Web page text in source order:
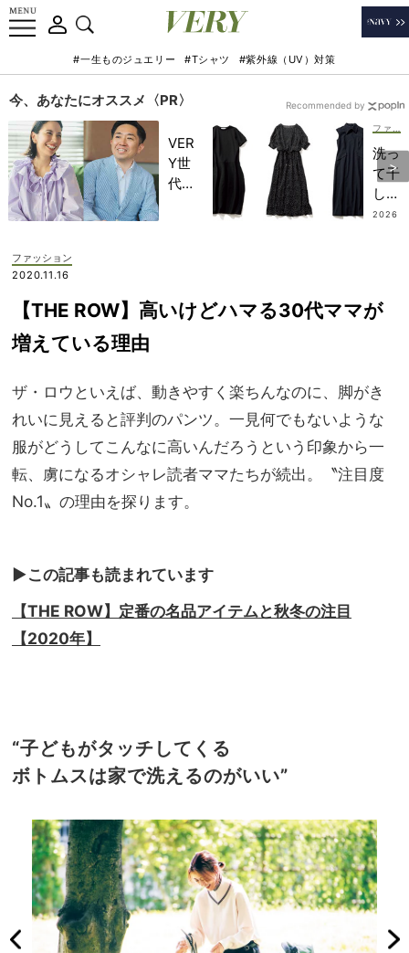
#一生ものジュエリー #Tシャツ #紫外線（UV）対策
今、あなたにオススメ〈PR〉
VER
Y世
代が
んと
考え
ぜ
今、
NO
T A
HO
TEL
な
洗っ
て干
し
て、
イー
かる
【夏
ン
2026
Recommended by
ファッション
2020.11.16
【THE ROW】高いけどハマる30代ママが
増えている理由
ザ・ロウといえば、動きやすく楽ちんなのに、脚がき
れいに見えると評判のパンツ。一見何でもないような
服がどうしてこんなに高いんだろうという印象から一
転、虜になるオシャレ読者ママたちが続出。〝注目度
No.1〟の理由を探ります。
▶︎この記事も読まれています
【THE ROW】定番の名品アイテムと秋冬の注目
【2020年】
“子どもがタッチしてくる
ボトムスは家で洗えるのがいい”